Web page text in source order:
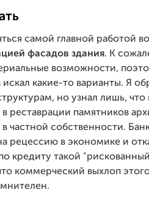
самой главной работой
фасадов здания. К
возможности,
какие-то варианты. Я
но узнал лишь, что
реставрации памятников
частной собственности.
рецессию в экономике и
кредиту такой
коммерческий выхлоп